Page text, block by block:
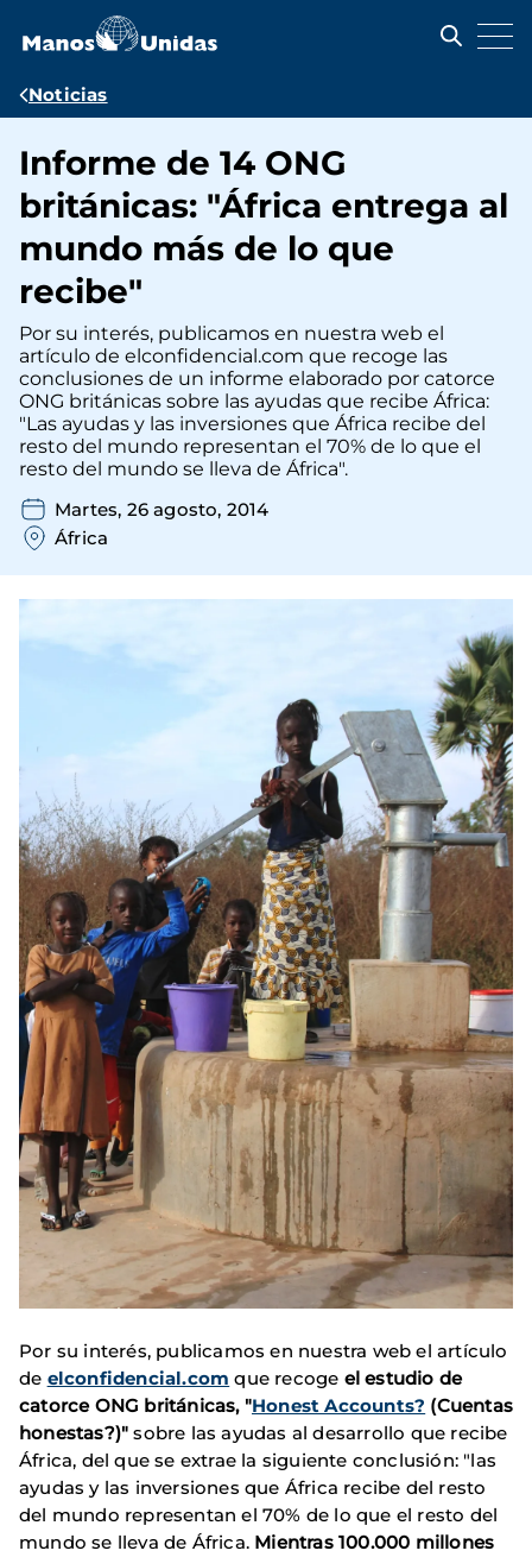
contenido
Ruta
navegación
Noticias
Informe de 14 ONG
británicas: "África entrega al
mundo más de lo que
recibe"
Por su interés, publicamos en nuestra web el
artículo de elconfidencial.com que recoge las
conclusiones de un informe elaborado por catorce
ONG británicas sobre las ayudas que recibe África:
"Las ayudas y las inversiones que África recibe del
resto del mundo representan el 70% de lo que el
resto del mundo se lleva de África".
Martes, 26 agosto, 2014
África
Por su interés, publicamos en nuestra web el artículo
de elconfidencial.com que recoge el estudio de
catorce ONG británicas, "Honest Accounts? (Cuentas
honestas?)"sobre las ayudas al desarrollo que recibe
África, del que se extrae la siguiente conclusión: "las
ayudas y las inversiones que África recibe del resto
del mundo representan el 70% de lo que el resto del
mundo se lleva de África. Mientras 100.000 millones